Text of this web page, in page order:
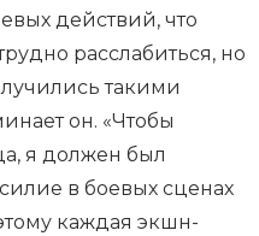
действий, что
расслабиться, но
такими
он. «Чтобы
я должен был
в боевых сценах
каждая экшн-